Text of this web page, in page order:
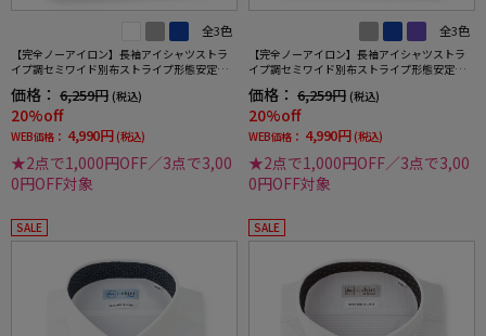
全3色
【完全ノーアイロン】長袖アイシャツストラ
イプ調セミワイド別布ストライプ形態安定ス
価格： 6,259円 (税込)
20%off
WEB価格： 4,990円 (税込)
★2点で1,000円OFF／3点で3,00
0円OFF対象
全3色
【完全ノーアイロン】長袖アイシャツストラ
イプ調セミワイド別布ストライプ形態安定ス
価格： 6,259円 (税込)
20%off
WEB価格： 4,990円 (税込)
★2点で1,000円OFF／3点で3,00
0円OFF対象
SALE SALE